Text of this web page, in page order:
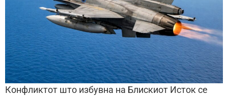
Конфликтот што избувна на Блискиот Исток се